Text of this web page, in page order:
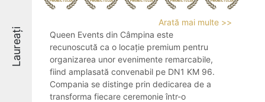
Laureați
Arată mai multe >>
Queen Events din Câmpina este
recunoscută ca o locație premium pentru
organizarea unor evenimente remarcabile,
fiind amplasată convenabil pe DN1 KM 96.
Compania se distinge prin dedicarea de a
transforma fiecare ceremonie într-o